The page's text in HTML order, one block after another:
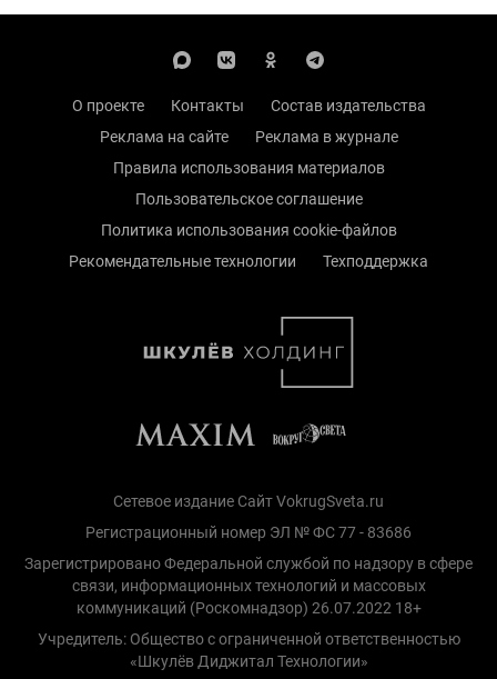
О проекте Контакты
Состав издательства
Реклама на сайте
Реклама в журнале
Правила использования материалов
Пользовательское соглашение
Политика использования cookie-файлов
Рекомендательные технологии
Техподдержка
Сетевое издание Сайт VokrugSveta.ru
Регистрационный номер ЭЛ № ФС 77 - 83686
Зарегистрировано Федеральной службой по надзору в сфере
связи, информационных технологий и массовых
коммуникаций (Роскомнадзор) 26.07.2022 18+
Учредитель: Общество с ограниченной ответственностью
«Шкулёв Диджитал Технологии»